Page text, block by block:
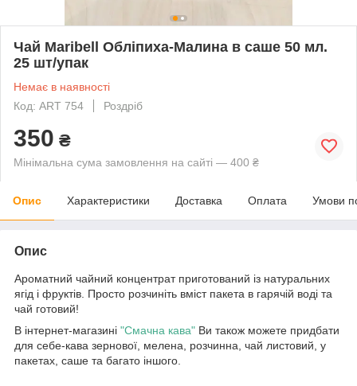
Чай Maribell Обліпиха-Малина в саше 50 мл.
25 шт/упак
Немає в наявності
Код: ART 754
Роздріб
350 ₴
Мінімальна сума замовлення на сайті — 400 ₴
Опис Характеристики Доставка Оплата Умови
Опис
Ароматний чайний концентрат приготований із натуральних
ягід і фруктів. Просто розчиніть вміст пакета в гарячій воді та
чай готовий!
В інтернет-магазині "Смачна кава" Ви також можете придбати
для себе-кава зернової, мелена, розчинна, чай листовий, у
пакетах, саше та багато іншого.